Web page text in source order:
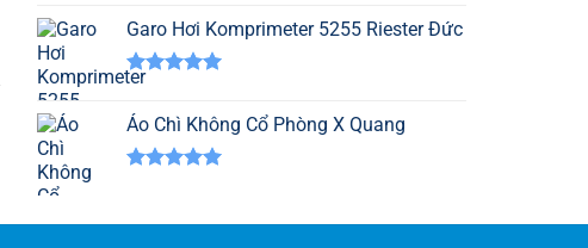
hạng 5.00
Garo Hơi Komprimeter 5255 Riester Đức
Được xếp
5 sao
Áo Chì Không Cổ Phòng X Quang
5 sao